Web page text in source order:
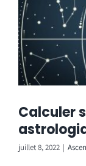
Calculer
juillet 8, 2022 |